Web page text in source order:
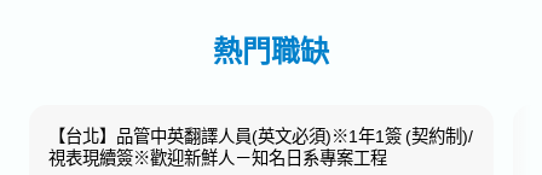
搜尋
熱門職缺
【台北】品管中英翻譯人員(英文必須)※1年1簽 (契約制)/
視表現續簽※歡迎新鮮人－知名日系專案工程